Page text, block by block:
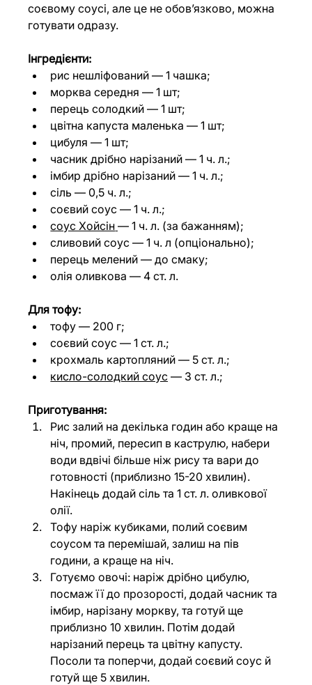
соєвому соусі, але це не обов’язково, можна
готувати одразу.
Інгредієнти:
рис нешліфований — 1 чашка;
морква середня — 1 шт;
перець солодкий — 1 шт;
цвітна капуста маленька — 1 шт;
цибуля — 1 шт;
часник дрібно нарізаний — 1 ч. л.;
імбир дрібно нарізаний — 1 ч. л.;
сіль — 0,5 ч. л.;
соєвий соус — 1 ч. л.;
соус Хойсін — 1 ч. л. (за бажанням);
сливовий соус — 1 ч. л (опціонально);
перець мелений — до смаку;
олія оливкова — 4 ст. л.
Для тофу:
тофу — 200 г;
соєвий соус — 1 ст. л.;
крохмаль картопляний — 5 ст. л.;
кисло-солодкий соус — 3 ст. л.;
Приготування:
Рис залий на декілька годин або краще на
ніч, промий, пересип в каструлю, набери
води вдвічі більше ніж рису та вари до
готовності (приблизно 15-20 хвилин).
Накінець додай сіль та 1 ст. л. оливкової
олії.
Тофу наріж кубиками, полий соєвим
соусом та перемішай, залиш на пів
години, а краще на ніч.
Готуємо овочі: наріж дрібно цибулю,
посмаж її до прозорості, додай часник та
імбир, нарізану моркву, та готуй ще
приблизно 10 хвилин. Потім додай
нарізаний перець та цвітну капусту.
Посоли та поперчи, додай соєвий соус й
готуй ще 5 хвилин.